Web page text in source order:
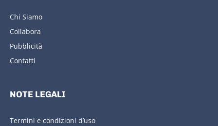
Chi Siamo
Collabora
Pubblicità
Contatti
NOTE LEGALI
Termini e condizioni d’uso